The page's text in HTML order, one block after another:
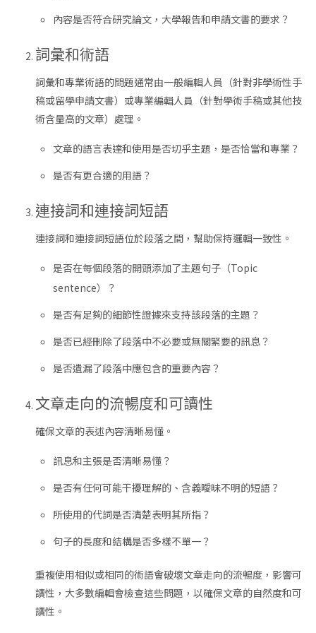
內容是否符合研究論文，大學報告和申請文書的要求？
詞彙和術語
詞彙和專業術語的問題通常由一般編輯人員（針對非學術性手
稿或留學申請文書）或專業編輯人員（針對學術手稿或其他技
術含量高的文章）處理。
文章的語言表達和使用是否切乎主題，是否恰當和專業？
是否有更合適的用語？
連接詞和連接詞短語
連接詞和連接詞短語位於段落之間，幫助保持邏輯一致性。
是否在每個段落的開頭添加了主題句子（Topic
sentence）？
是否有足夠的細節性證據來支持該段落的主題？
是否已經刪除了段落中不必要或無關緊要的訊息？
是否遺漏了段落中應包含的重要內容？
文章走向的流暢度和可讀性
確保文章的表述內容清晰易懂。
訊息和主張是否清晰易懂？
是否有任何可能干擾理解的、含義曖昧不明的短語？
所使用的代詞是否清楚表明其所指？
句子的長度和結構是否多樣不單一？
重複使用相似或相同的術語會破壞文章走向的流暢度，影響可
讀性，大多數編輯會檢查這些問題，以確保文章的自然度和可
讀性。